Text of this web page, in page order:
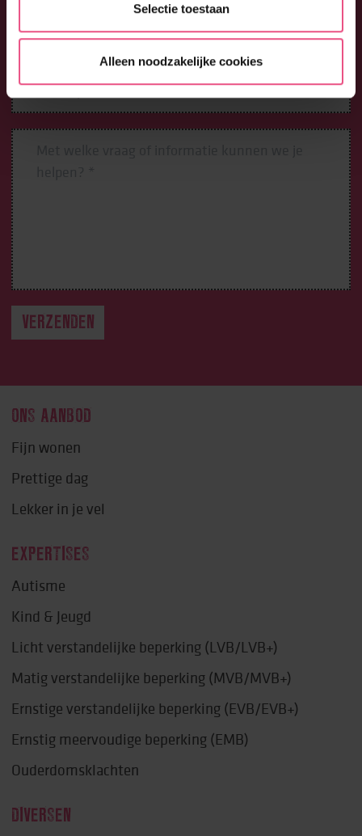
Selectie toestaan
Alleen noodzakelijke cookies
ONS AANBOD
Fijn wonen
Prettige dag
Lekker in je vel
EXPERTISES
Autisme
Kind & Jeugd
Licht verstandelijke beperking (LVB/LVB+)
Matig verstandelijke beperking (MVB/MVB+)
Ernstige verstandelijke beperking (EVB/EVB+)
Ernstig meervoudige beperking (EMB)
Ouderdomsklachten
DIVERSEN